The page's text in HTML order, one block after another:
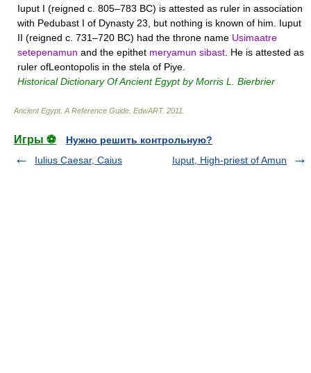
Iuput I (reigned c. 805–783 BC) is attested as ruler in association
with Pedubast I of Dynasty 23, but nothing is known of him. Iuput
II (reigned c. 731–720 BC) had the throne name Usimaatre
setepenamun and the epithet meryamun sibast . He is attested as
ruler ofLeontopolis in the stela of Piye.
Historical Dictionary Of Ancient Egypt by Morris L. Bierbrier
Ancient Egypt. A Reference Guide EdwART. 2011
Игры ⚽
Нужно решить контрольную?
Iulius Caesar, Caius
Iuput, High-priest of Amun